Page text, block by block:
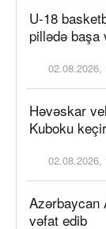
U-18
pillədə başa
02.08.2026,
Həvəskar
Kuboku
02.08.2026,
Azərbaycan
vəfat edib